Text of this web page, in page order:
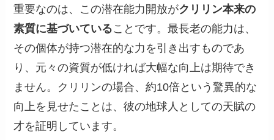
重要なのは、この潜在能力開放がクリリン本来の
素質に基づいていることです。最長老の能力は、
その個体が持つ潜在的な力を引き出すものであ
り、元々の資質が低ければ大幅な向上は期待でき
ません。クリリンの場合、約10倍という驚異的な
向上を見せたことは、彼の地球人としての天賦の
才を証明しています。